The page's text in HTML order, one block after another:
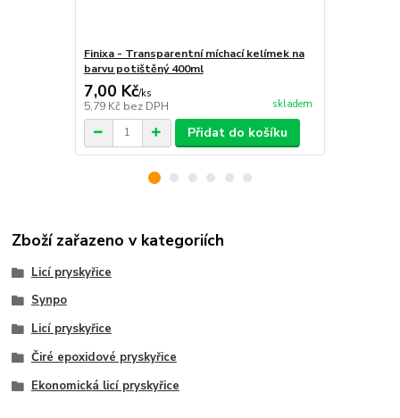
Finixa - Transparentní míchací kelímek na
barvu potištěný 400ml
7,00 Kč/ks
5,79 Kč bez DPH skladem
Přidat do košíku
Zboží zařazeno v kategoriích
Licí pryskyřice
Synpo
Licí pryskyřice
Čiré epoxidové pryskyřice
Ekonomická licí pryskyřice